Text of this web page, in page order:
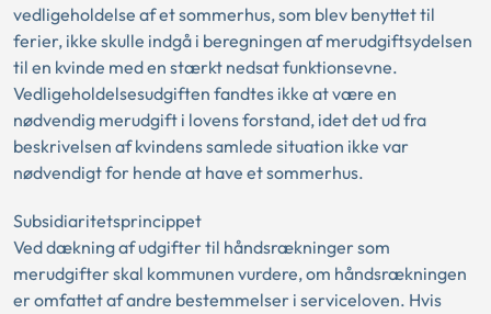
vedligeholdelse af et sommerhus, som blev benyttet til
ferier, ikke skulle indgå i beregningen af merudgiftsydelsen
til en kvinde med en stærkt nedsat funktionsevne.
Vedligeholdelsesudgiften fandtes ikke at være en
nødvendig merudgift i lovens forstand, idet det ud fra
beskrivelsen af kvindens samlede situation ikke var
nødvendigt for hende at have et sommerhus.
Subsidiaritetsprincippet
Ved dækning af udgifter til håndsrækninger som
merudgifter skal kommunen vurdere, om håndsrækningen
er omfattet af andre bestemmelser i serviceloven. Hvis